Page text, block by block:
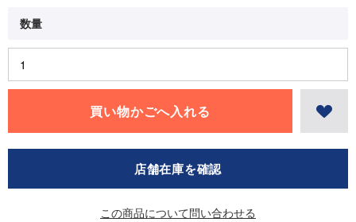
店舗在庫を確認
この商品について問い合わせる